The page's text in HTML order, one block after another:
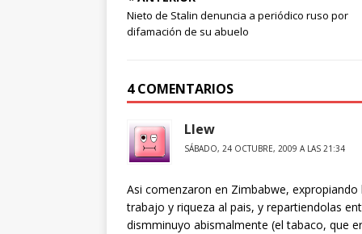
Nieto de Stalin denuncia a periódico ruso por
difamación de su abuelo
4 COMENTARIOS
Llew
SÁBADO, 24 OCTUBRE, 2009 A LAS 21:34
Asi comenzaron en Zimbabwe,
trabajo y riqueza al pais, y repartiendolas
dismminuyo abismalmente (el tabaco, que